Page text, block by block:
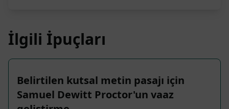
İlgili İpuçları
Belirtilen kutsal metin pasajı için
Samuel Dewitt Proctor'un vaaz